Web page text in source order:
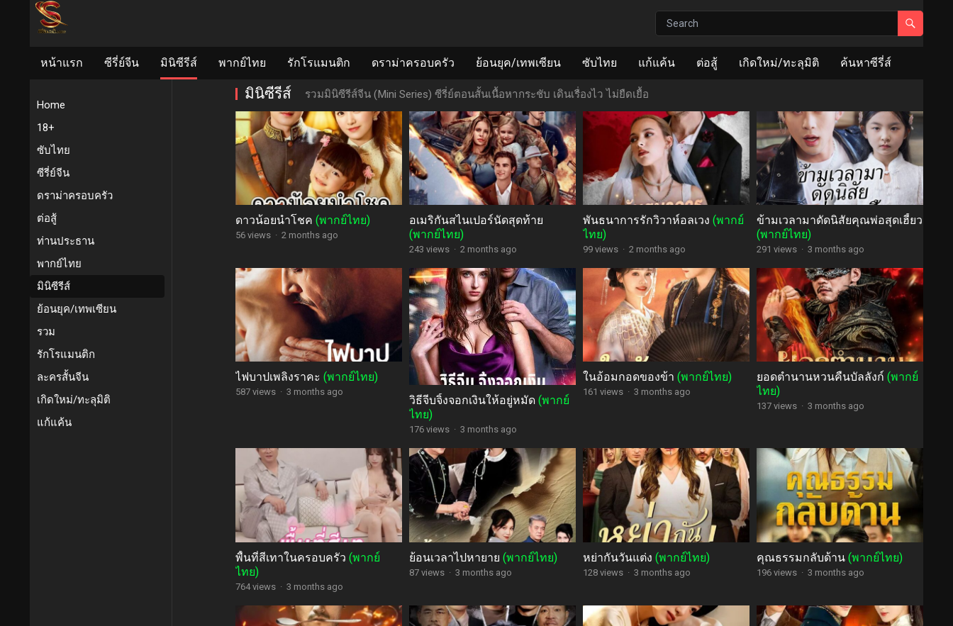
หน้าแรก ซีรี่ย์จีน มินิซีรีส์ พากย์ไทย รักโรแมนติก ดราม่าครอบครัว ย้อนยุค/เทพเซียน ซับไทย แก้แค้น ต่อสู้ เกิดใหม่/ทะลุมิติ ค้นหาซีรี่ส์
Home
18+
ซับไทย
ซีรี่ย์จีน
ดราม่าครอบครัว
ต่อสู้
ท่านประธาน
พากย์ไทย
มินิซีรีส์
ย้อนยุค/เทพเซียน
รวม
รักโรแมนติก
ละครสั้นจีน
เกิดใหม่/ทะลุมิติ
แก้แค้น
มินิซีรีส์ รวมมินิซีรีส์จีน (Mini Series) ซีรี่ย์ตอนสั้นเนื้อหากระชับ เดินเรื่องไว ไม่ยืดเยื้อ
ดาวน้อยนำโชค (พากย์ไทย)
56 views · 2 months ago
อเมริกันสไนเปอร์นัดสุดท้าย
(พากย์ไทย)
243 views · 2 months ago
พันธนาการรักวิวาห์อลเวง (พากย์
ไทย)
99 views · 2 months ago
ข้ามเวลามาดัดนิสัยคุณพ่อสุดเฮี้ยว
(พากย์ไทย)
291 views · 3 months ago
ไฟบาปเพลิงราคะ (พากย์ไทย)
587 views · 3 months ago
วิธีจีบจิ้งจอกเงินให้อยู่หมัด (พากย์
ไทย)
176 views · 3 months ago
ในอ้อมกอดของข้า (พากย์ไทย)
161 views · 3 months ago
ยอดตำนานหวนคืนบัลลังก์ (พากย์
ไทย)
137 views · 3 months ago
พื้นที่สีเทาในครอบครัว (พากย์
ไทย)
764 views · 3 months ago
ย้อนเวลาไปหายาย (พากย์ไทย)
87 views · 3 months ago
หย่ากันวันแต่ง (พากย์ไทย)
128 views · 3 months ago
คุณธรรมกลับด้าน (พากย์ไทย)
196 views · 3 months ago